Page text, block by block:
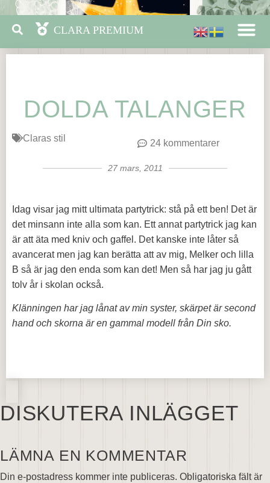
DOLDA TALANGER
Claras stil 24 kommentarer
27 mars, 2011
Idag visar jag mitt ultimata partytrick: stå på ett ben! Det är
det minsann inte alla som kan. Ett annat partytrick jag kan
är att äta med kniv och gaffel. Det kanske inte låter så
avancerat men jag kan berätta att av mig, Melker och lilla
B så är jag den enda som kan det! Men så har jag ju gått
tolv år i skolan också.
Klänningen har jag lånat av min syster, skärpet är second
hand och skorna är en gammal modell från Din sko.
DISKUTERA INLÄGGET
LÄMNA EN KOMMENTAR
Din e-postadress kommer inte publiceras. Obligatoriska fält är